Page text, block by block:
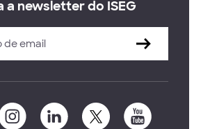
a newsletter do ISEG